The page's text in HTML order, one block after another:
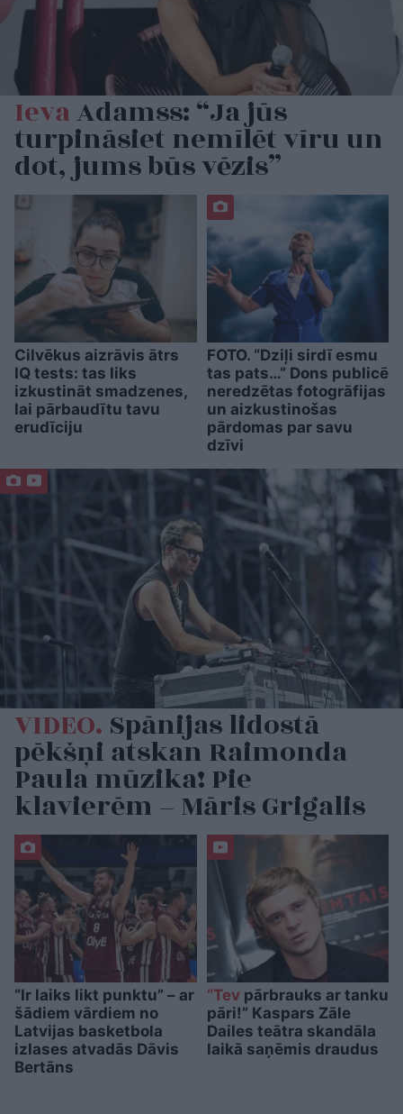
IevaAdamss: “Ja jūs
turpināsiet nemīlēt vīru un
dot, jums būs vēzis”
Cilvēkus aizrāvis ātrs
IQ tests: tas liks
izkustināt smadzenes,
lai pārbaudītu tavu
erudīciju
FOTO. “Dziļi sirdī esmu
tas pats…” Dons publicē
neredzētas fotogrāfijas
un aizkustinošas
pārdomas par savu
dzīvi
VIDEO. Spānijas lidostā
pēkšņi atskan Raimonda
Paula mūzika! Pie
klavierēm – Māris Grigalis
“Ir laiks likt punktu” – ar
šādiem vārdiem no
Latvijas basketbola
izlases atvadās Dāvis
Bertāns
“Tev pārbrauks ar tanku
pāri!” Kaspars Zāle
Dailes teātra skandāla
laikā saņēmis draudus